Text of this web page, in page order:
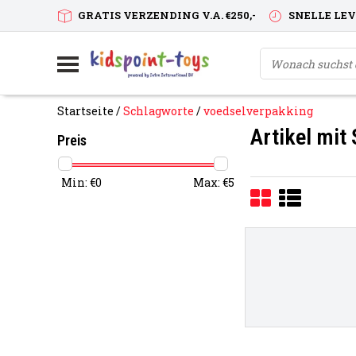
GRATIS VERZENDING V.A. €250,- SNELLE
Startseite /Schlagworte /voedselverpakking
Preis
Min: €0 Max: €5
Artikel mit